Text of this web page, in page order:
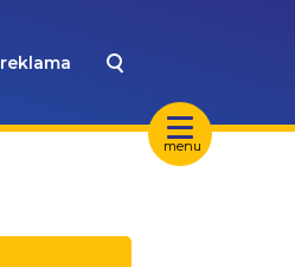
menu
reklama